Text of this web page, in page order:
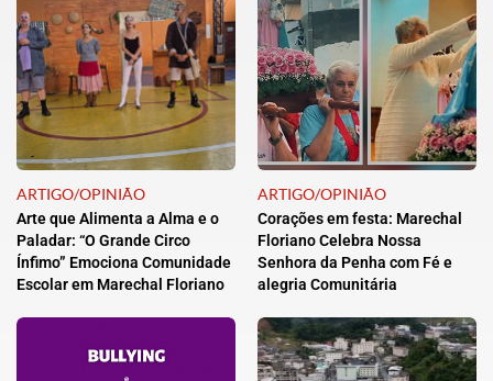
ARTIGO/OPINIÃO
Arte que Alimenta a Alma e o
Paladar: “O Grande Circo
Ínfimo” Emociona Comunidade
Escolar em Marechal Floriano
ARTIGO/OPINIÃO
Corações em festa: Marechal
Floriano Celebra Nossa
Senhora da Penha com Fé e
alegria Comunitária